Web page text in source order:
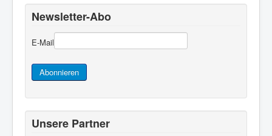
Newsletter-Abo
E-Mail
Abonnieren
Unsere Partner